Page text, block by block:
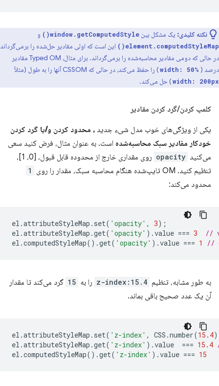
نکته کلیدی: یک مشکل بین window.getComputedStyle() و
element.computedStyleMap()
این است که اولی مقادیر حل‌شده را برمی‌گرداند
در حالی که دومی مقادیر محاسبه‌شده را برمی‌گرداند. برای مثال، Typed OM مقادیر
درصد ( width: 50%) را حفظ می‌کند، در حالی که CSSOM آنها را به طول (مثلاً
width: 200px) حل می‌کند.
کلمپ کردن/گرد کردن مقادیر
یکی از ویژگی‌های خوب مدل شیء جدید ، محدود کردن و/یا گرد کردن
خودکار مقادیر سبک محاسبه‌شده است. به عنوان مثال، فرض کنید سعی
می‌کنید opacity
روی مقداری خارج از محدوده قابل قبول، [0، 1]،
تنظیم کنید. OM تایپ‌شده هنگام محاسبه سبک، مقدار را روی
1
محدود می‌کند:
el .attributeStyleMap . set( 'opacity' , 3);
el .attributeStyleMap .get( 'opacity' ).value === 3
//
el .computedStyleMap().get( 'opacity' ).value === 1 //
به طور مشابه، تنظیم z-index:15.4 را به 15 گرد می‌کند تا مقدار
آن یک عدد صحیح باقی بماند.
el .attributeStyleMap . set( 'z-index' , CSS .number(15.4
el .attributeStyleMap .get( 'z-index' ).value === 15.4
el .computedStyleMap().get( 'z-index' ).value === 15